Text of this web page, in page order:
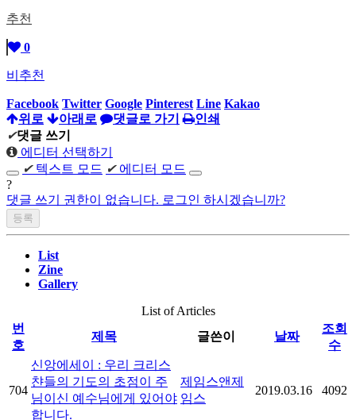
추천
0
비추천
Facebook Twitter Google Pinterest Line Kakao
위로
아래로 댓글로 가기
인쇄
✔댓글 쓰기
에디터 선택하기
✔ 텍스트 모드 ✔ 에디터 모드
?
댓글 쓰기 권한이 없습니다. 로그인 하시겠습니까?
List
Zine
Gallery
List of Articles
번
호
제목 글쓴이 날짜
조회
수
704
신앙에세이 : 우리 크리스
챤들의 기도의 초점이 주
님이신 예수님에게 있어야
합니다.
제임스앤제
임스
2019.03.16 4092